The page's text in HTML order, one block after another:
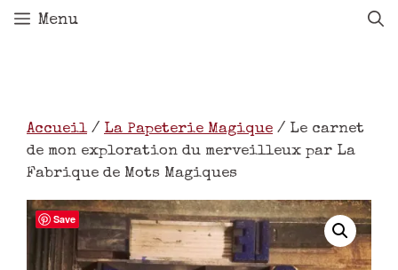
Menu
Accueil/ La Papeterie Magique / Le carnet
de mon exploration du merveilleux par La
Fabrique de Mots Magiques
Save